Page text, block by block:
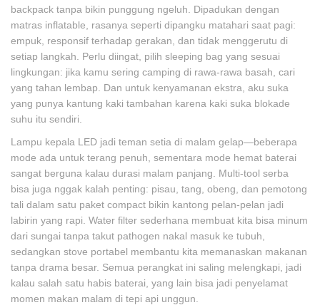
backpack tanpa bikin punggung ngeluh. Dipadukan dengan
matras inflatable, rasanya seperti dipangku matahari saat pagi:
empuk, responsif terhadap gerakan, dan tidak menggerutu di
setiap langkah. Perlu diingat, pilih sleeping bag yang sesuai
lingkungan: jika kamu sering camping di rawa-rawa basah, cari
yang tahan lembap. Dan untuk kenyamanan ekstra, aku suka
yang punya kantung kaki tambahan karena kaki suka blokade
suhu itu sendiri.
Lampu kepala LED jadi teman setia di malam gelap—beberapa
mode ada untuk terang penuh, sementara mode hemat baterai
sangat berguna kalau durasi malam panjang. Multi-tool serba
bisa juga nggak kalah penting: pisau, tang, obeng, dan pemotong
tali dalam satu paket compact bikin kantong pelan-pelan jadi
labirin yang rapi. Water filter sederhana membuat kita bisa minum
dari sungai tanpa takut pathogen nakal masuk ke tubuh,
sedangkan stove portabel membantu kita memanaskan makanan
tanpa drama besar. Semua perangkat ini saling melengkapi, jadi
kalau salah satu habis baterai, yang lain bisa jadi penyelamat
momen makan malam di tepi api unggun.